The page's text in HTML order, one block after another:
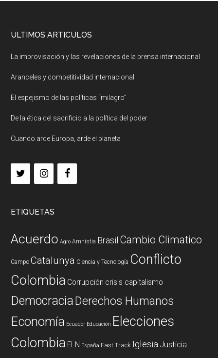
ULTIMOS ARTICULOS
La improvisación y las revelaciones de la prensa internacional
Aranceles y competitividad internacional
El espejismo de las políticas “milagro”
De la ética del sacrificio a la política del poder
Cuando arde Europa, arde el planeta
ETIQUETAS
Acuerdo Agro Amnistia Brasil Cambio Climatico
Campo Catalunya Ciencia y Tecnología Conflicto
Colombia Corrupción crisis capitalismo
DemocraciaDerechos Humanos
Economía Ecuador Educación Elecciones
Colombia ELN España Fast Track Iglesia Justicia